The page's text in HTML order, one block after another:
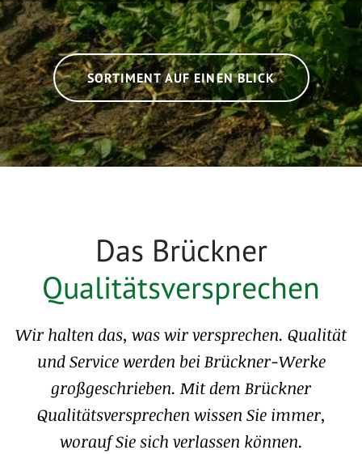
SORTIMENT AUF EINEN BLICK
Das Brückner
Qualitätsversprechen
Wir halten das, was wir versprechen. Qualität
und Service werden bei Brückner-Werke
großgeschrieben. Mit dem Brückner
Qualitätsversprechen wissen Sie immer,
worauf Sie sich verlassen können.